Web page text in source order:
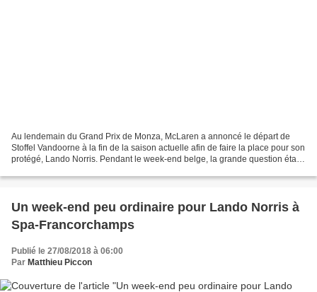
Au lendemain du Grand Prix de Monza, McLaren a annoncé le départ de
Stoffel Vandoorne à la fin de la saison actuelle afin de faire la place pour son
protégé, Lando Norris. Pendant le week-end belge, la grande question était
Un week-end peu ordinaire pour Lando Norris à
Spa-Francorchamps
Publié le 27/08/2018 à 06:00
Par Matthieu Piccon